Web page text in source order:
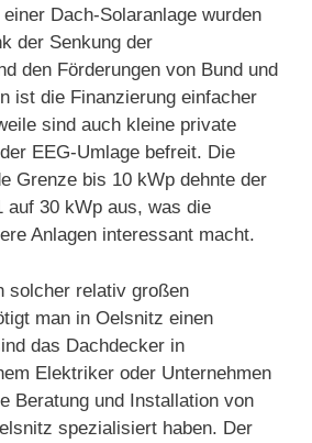
Dach-Solaranlage wurden
der Senkung der
den Förderungen von Bund und
ist die Finanzierung einfacher
sind auch kleine private
EEG-Umlage befreit. Die
Grenze bis 10 kWp dehnte der
auf 30 kWp aus, was die
Anlagen interessant macht.
solcher relativ großen
man in Oelsnitz einen
das Dachdecker in
Elektriker oder Unternehmen
Beratung und Installation von
spezialisiert haben. Der